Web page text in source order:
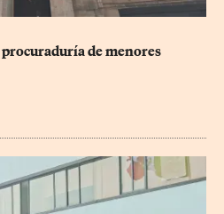
de menores